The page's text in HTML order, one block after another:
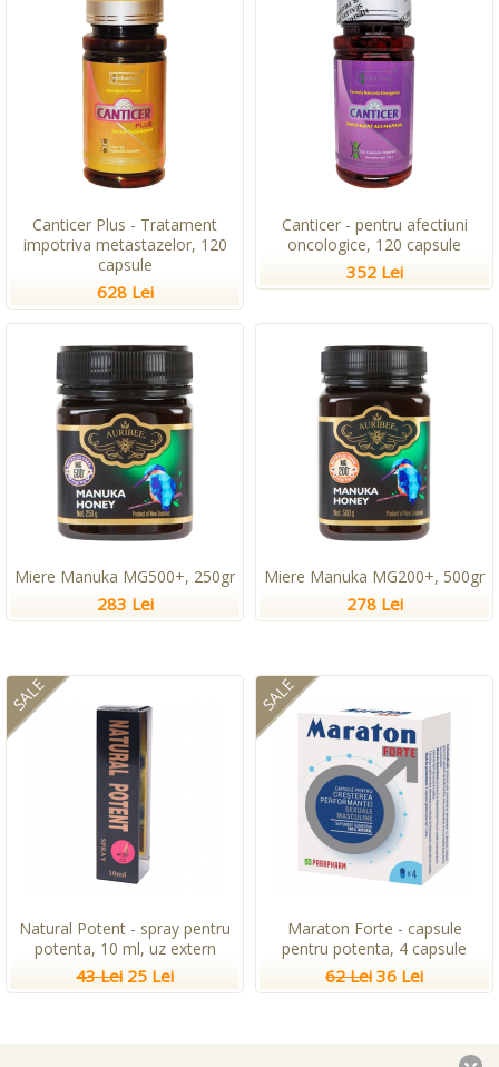
Canticer Plus - Tratament
impotriva metastazelor, 120
capsule
628 Lei
Canticer - pentru afectiuni
oncologice, 120 capsule
352 Lei
Miere Manuka MG500+, 250gr
283 Lei
Miere Manuka MG200+, 500gr
278 Lei
SALE
Natural Potent - spray pentru
potenta, 10 ml, uz extern
43 Lei 25 Lei
SALE
Maraton Forte - capsule
pentru potenta, 4 capsule
62 Lei 36 Lei